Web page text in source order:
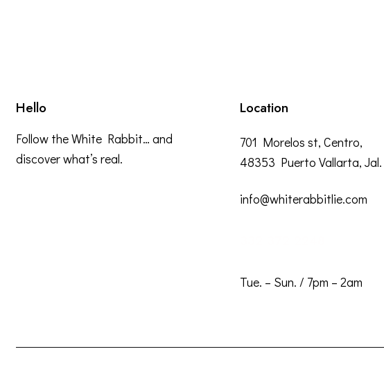
Hello
Follow the White Rabbit… and
discover what’s real.
Location
701 Morelos st, Centro,
48353 Puerto Vallarta, Jal.
info@whiterabbitlie.com
Tue. – Sun. / 7pm – 2am